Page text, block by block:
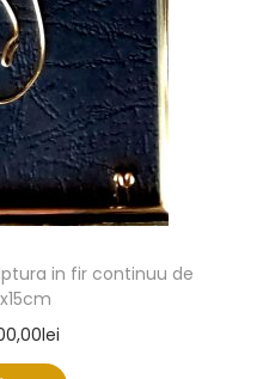
in fir continuu de
lei